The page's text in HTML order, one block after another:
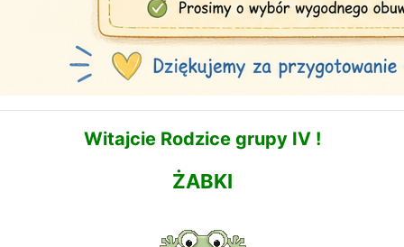
Witajcie Rodzice grupy IV !
ŻABKI